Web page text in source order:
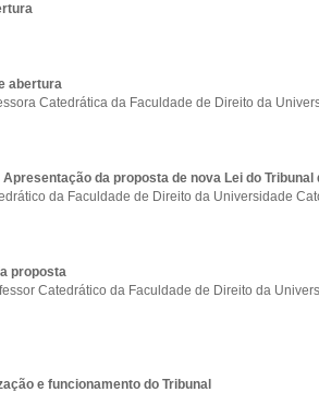
abertura
Catedrática da Faculdade de Direito da
da proposta de nova Lei do Tribunal
da Faculdade de Direito da Universidade
proposta
Catedrático da Faculdade de Direito da
e funcionamento do Tribunal